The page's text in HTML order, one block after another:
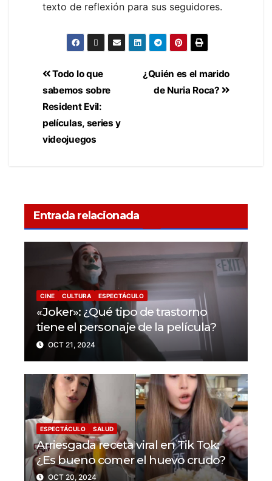
texto de reflexión para sus seguidores.
¿Quién es el marido
de Nuria Roca?
Todo lo que
sabemos sobre
Resident Evil:
películas, series y
videojuegos
Entrada relacionada
CINE CULTURA ESPECTÁCULO
«Joker»: ¿Qué tipo de trastorno
tiene el personaje de la película?
OCT 21, 2024
ESPECTÁCULO SALUD
Arriesgada receta viral en Tik Tok:
¿Es bueno comer el huevo crudo?
OCT 20, 2024